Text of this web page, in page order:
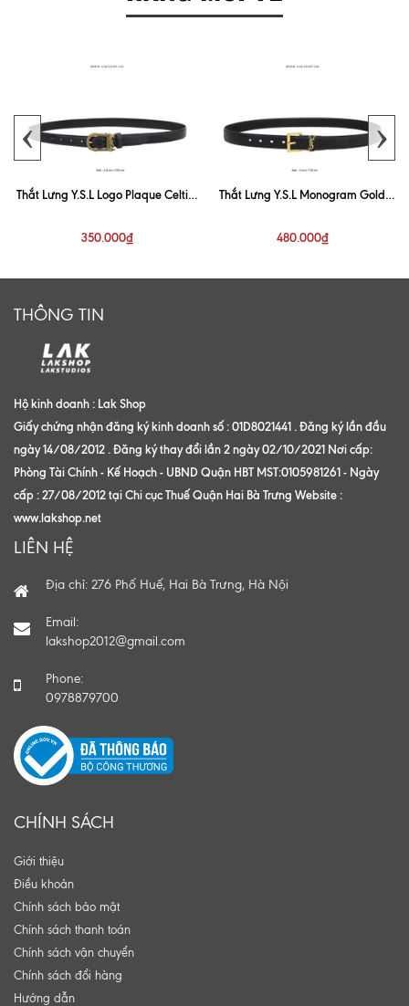
Thắt Lưng Y.S.L Logo Plaque Celtic-
350.000₫
Thắt Lưng Y.S.L Monogram Gold
480.000₫
‹ ›
THÔNG TIN
Hộ kinh doanh : Lak Shop
Giấy chứng nhận đăng ký kinh doanh số : 01D8021441 . Đăng ký lần đầu
ngày 14/08/2012 . Đăng ký thay đổi lần 2 ngày 02/10/2021 Nơi cấp:
Phòng Tài Chính - Kế Hoạch - UBND Quận HBT MST:0105981261 - Ngày
cấp : 27/08/2012 tại Chi cục Thuế Quận Hai Bà Trưng Website :
www.lakshop.net
LIÊN HỆ
Địa chỉ: 276 Phố Huế, Hai Bà Trưng, Hà Nội
Email:
lakshop2012@gmail.com
Phone:
0978879700
CHÍNH SÁCH
Giới thiệu
Điều khoản
Chính sách bảo mật
Chính sách thanh toán
Chính sách vận chuyển
Chính sách đổi hàng
Hướng dẫn